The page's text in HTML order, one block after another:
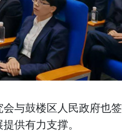
鼓楼区人民政府也
供有力支撑。